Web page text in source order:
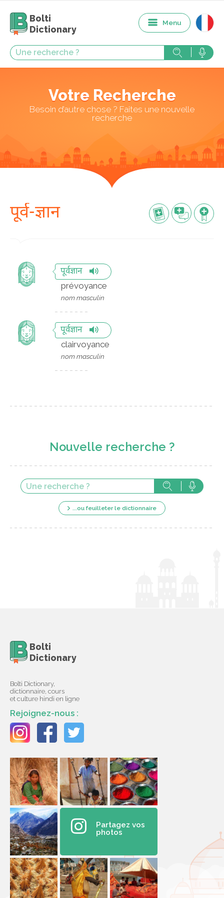
Bolti
Dictionary
Menu
Votre Recherche
Besoin d’autre chose ? Faites une nouvelle
recherche
पूर्व-ज्ञान
पूर्वज्ञान
prévoyance
nom masculin
पूर्वज्ञान
clairvoyance
nom masculin
Nouvelle recherche ?
...ou feuilleter le dictionnaire
Bolti
Dictionary
Bolti Dictionary,
dictionnaire, cours
et culture hindi en ligne
Rejoignez-nous :
Partagez vos
photos